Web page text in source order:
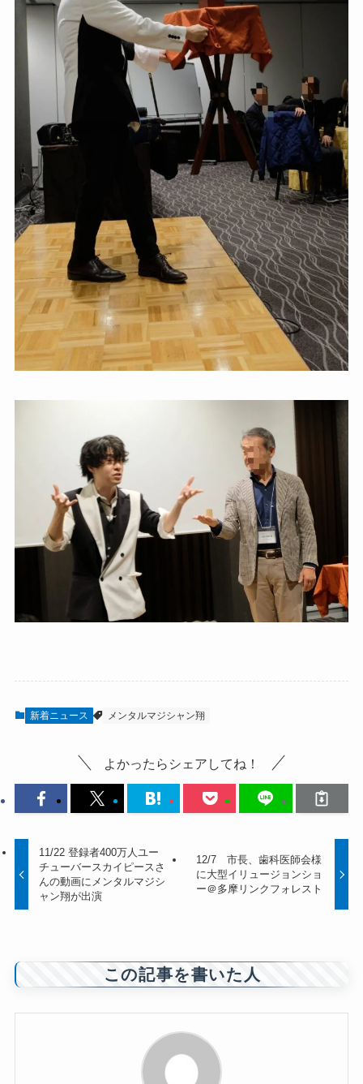
新着ニュース メンタルマジシャン翔
よかったらシェアしてね！
11/22 登録者400万人ユー
チューバースカイピースさ
んの動画にメンタルマジシ
ャン翔が出演
12/7 市長、歯科医師会様
に大型イリュージョンショ
ー＠多摩リンクフォレスト
この記事を書いた人